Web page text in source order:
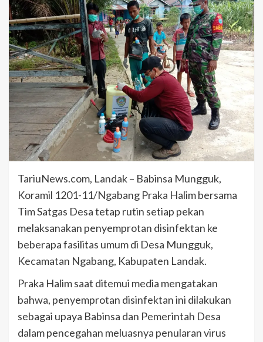
TariuNews.com, Landak – Babinsa Mungguk,
Koramil 1201-11/Ngabang Praka Halim bersama
Tim Satgas Desa tetap rutin setiap pekan
melaksanakan penyemprotan disinfektan ke
beberapa fasilitas umum di Desa Mungguk,
Kecamatan Ngabang, Kabupaten Landak.
Praka Halim saat ditemui media mengatakan
bahwa, penyemprotan disinfektan ini dilakukan
sebagai upaya Babinsa dan Pemerintah Desa
dalam pencegahan meluasnya penularan virus